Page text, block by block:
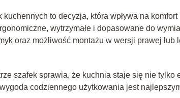
to decyzja, która wpływa na
wytrzymałe i dopasowane do
oraz możliwość montażu w wersji prawej lub
szafek sprawia, że kuchnia staje się nie tylko
codziennego użytkowania jest